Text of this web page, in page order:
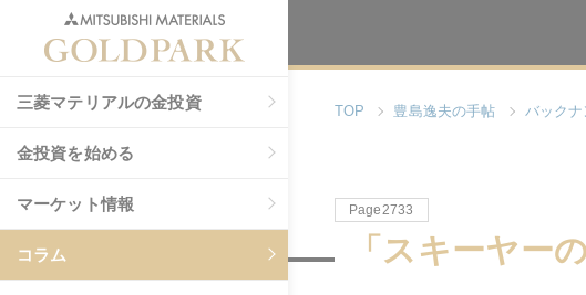
三菱マテリアルの金投資
金投資を始める
マーケット情報
コラム
TOP 豊島逸夫の手帖 バックナ
Page2733
「スキーヤー